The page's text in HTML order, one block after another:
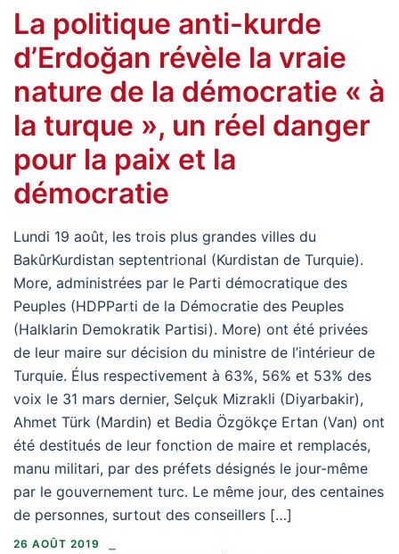
La politique anti-kurde
d’Erdoğan révèle la vraie
nature de la démocratie « à
la turque », un réel danger
pour la paix et la
démocratie
Lundi 19 août, les trois plus grandes villes du
BakûrKurdistan septentrional (Kurdistan de Turquie).
More, administrées par le Parti démocratique des
Peuples (HDPParti de la Démocratie des Peuples
(Halklarin Demokratik Partisi). More) ont été privées
de leur maire sur décision du ministre de l’intérieur de
Turquie. Élus respectivement à 63%, 56% et 53% des
voix le 31 mars dernier, Selçuk Mizrakli (Diyarbakir),
Ahmet Türk (Mardin) et Bedia Özgökçe Ertan (Van) ont
été destitués de leur fonction de maire et remplacés,
manu militari, par des préfets désignés le jour-même
par le gouvernement turc. Le même jour, des centaines
de personnes, surtout des conseillers […]
26 AOÛT 2019